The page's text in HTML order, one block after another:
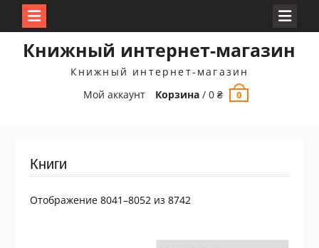
Книжный интернет-магазин
Книжный интернет-магазин
Мой аккаунт
Корзина /0₴ 0
Книги
Отображение 8041–8052 из 8742Сортировка: